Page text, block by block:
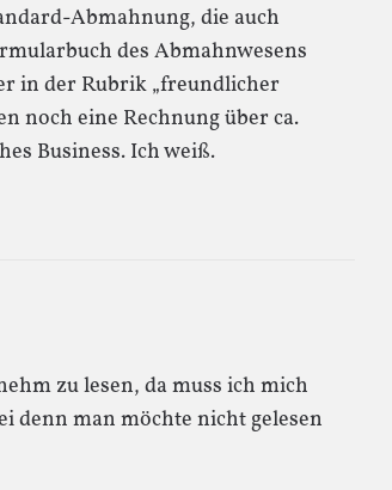
Abmahnung, die auch
des Abmahnwesens
in der Rubrik „freundlicher
noch eine Rechnung über ca.
Business. Ich weiß.
zu lesen, da muss ich mich
denn man möchte nicht gelesen